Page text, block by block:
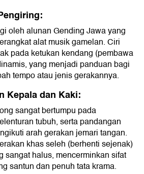
oleh alunan Gending Jawa yang
alat musik gamelan. Ciri
pada ketukan kendang (pembawa
yang menjadi panduan bagi
tempo atau jenis gerakannya.
Kepala dan Kaki:
sangat bertumpu pada
tubuh, serta pandangan
arah gerakan jemari tangan.
khas seleh (berhenti sejenak)
sangat halus, mencerminkan sifat
santun dan penuh tata krama.